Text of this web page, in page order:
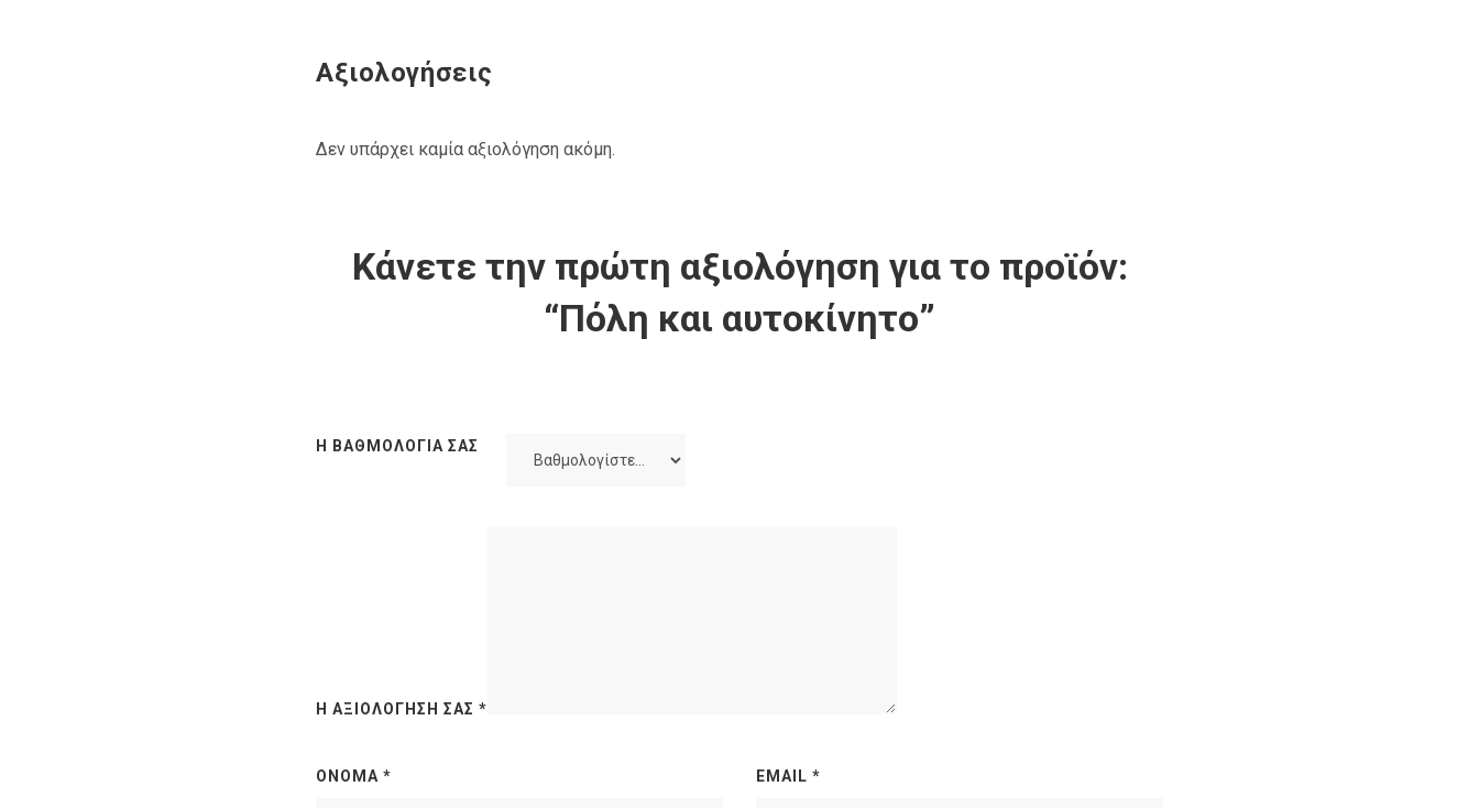
Αξιολογήσεις
Δεν υπάρχει καμία αξιολόγηση ακόμη.
Κάνετε την πρώτη αξιολόγηση για το προϊόν:
“Πόλη και αυτοκίνητο”
Η ΒΑΘΜΟΛΟΓΊΑ ΣΑΣ
Η ΑΞΙΟΛΌΓΗΣΉ ΣΑΣ *
ΌΝΟΜΑ * EMAIL *